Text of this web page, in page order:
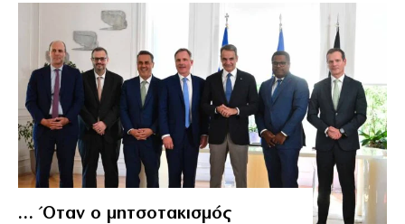
… Όταν ο μητσοτακισμός